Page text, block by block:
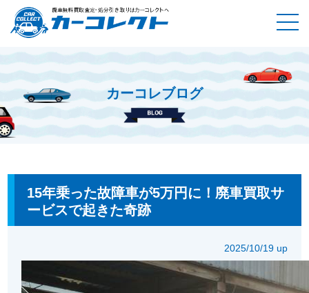
カーコレブログ
ホーム カーコレブログ
15年乗った故障車が5万円に！廃車買
取サービスで起きた奇跡
15年乗った故障車が5万円に！廃車買取サ
ービスで起きた奇跡
2025/10/19 up